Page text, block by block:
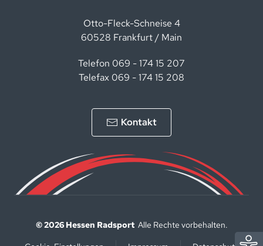
Otto-Fleck-Schneise 4
60528 Frankfurt / Main
Telefon 069 - 174 15 207
Telefax 069 - 174 15 208
Kontakt
©2026 Hessen RadsportAlle Rechte vorbehalten.